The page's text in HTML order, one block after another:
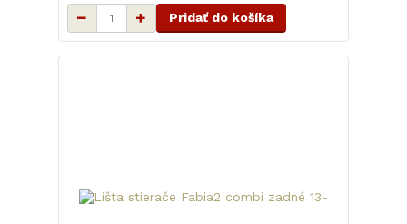
Pridať do košíka